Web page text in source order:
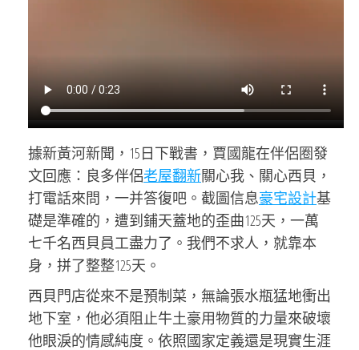
據新黃河新聞，15日下戰書，賈國龍在伴侶圈發
文回應：良多伴侶老屋翻新關心我、關心西貝，
打電話來問，一并答復吧。截圖信息豪宅設計基
礎是準確的，遭到鋪天蓋地的歪曲125天，一萬
七千名西貝員工盡力了。我們不求人，就靠本
身，拼了整整125天。
西貝門店從來不是預制菜，無論張水瓶猛地衝出
地下室，他必須阻止牛土豪用物質的力量來破壞
他眼淚的情感純度。依照國家定義還是現實生涯